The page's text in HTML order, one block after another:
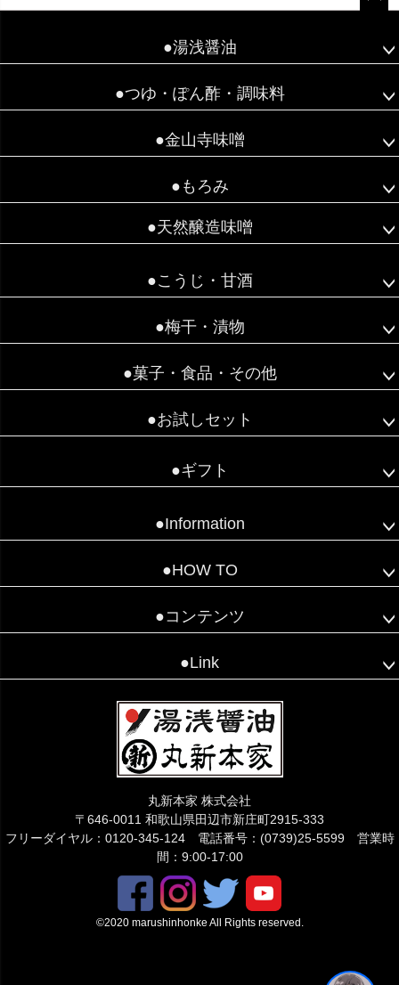
●湯浅醤油
●つゆ・ぽん酢・調味料
●金山寺味噌
●もろみ
●天然醸造味噌
●こうじ・甘酒
●梅干・漬物
●菓子・食品・その他
●お試しセット
●ギフト
●Information
●HOW TO
●コンテンツ
●Link
丸新本家 株式会社
〒646-0011 和歌山県田辺市新庄町2915-333
フリーダイヤル：0120-345-124 電話番号：(0739)25-5599 営業時
間：9:00-17:00
©2020 marushinhonke All Rights reserved.
こちらでご質問下さい😊
1